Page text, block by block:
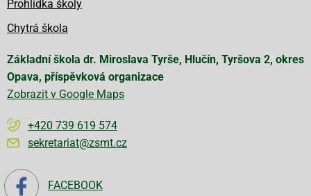
Prohlídka školy
Chytrá škola
Základní škola dr. Miroslava Tyrše, Hlučín, Tyršova 2, okres
Opava, příspěvková organizace
Zobrazit v Google Maps
+420 739 619 574
sekretariat@zsmt.cz
FACEBOOK